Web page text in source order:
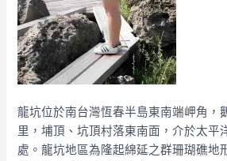
龍坑位於南台灣恆春半島東南端岬角，
里，埔頂、坑頂村落東南面，介於太平
處。龍坑地區為隆起綿延之群珊瑚礁地